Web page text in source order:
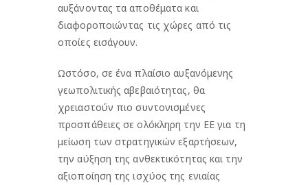
αυξάνοντας τα αποθέματα και
διαφοροποιώντας τις χώρες από τις
οποίες εισάγουν.
Ωστόσο, σε ένα πλαίσιο αυξανόμενης
γεωπολιτικής αβεβαιότητας, θα
χρειαστούν πιο συντονισμένες
προσπάθειες σε ολόκληρη την ΕΕ για τη
μείωση των στρατηγικών εξαρτήσεων,
την αύξηση της ανθεκτικότητας και την
αξιοποίηση της ισχύος της ενιαίας